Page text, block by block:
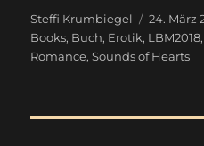
Autor
Steffi Krumbiegel
am
24. März
Books, Buch, Erotik, LBM2018,
Romance,Sounds of Hearts